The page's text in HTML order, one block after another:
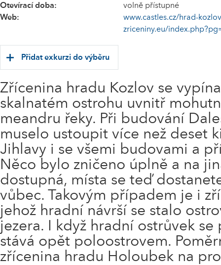
Otevírací doba:
volně přístupné
Web:
www.castles.cz/hrad-
zriceniny.eu/
Přidat exkurzi do výběru
Zřícenina hradu Kozlov se
skalnatém ostrohu uvnitř
meandru řeky. Při budování
muselo ustoupit více než deset
Jihlavy i se všemi budovami a
Něco bylo zničeno úplně a na
dostupná, místa se teď
vůbec. Takovým případem je i
jehož hradní návrší se stalo
jezera. I když hradní ostrůvek
stává opět poloostrovem.
zřícenina hradu Holoubek na